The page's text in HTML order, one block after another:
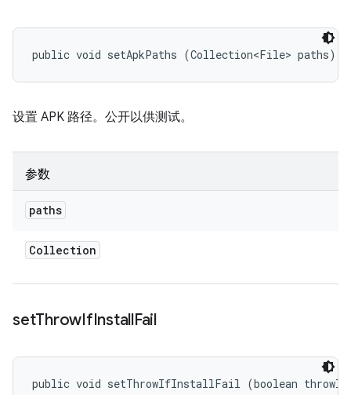
public void setApkPaths (Collection<File> paths)
设置 APK 路径。公开以供测试。
参数
paths
Collection
setThrowIfInstallFail
public void setThrowIfInstallFail (boolean